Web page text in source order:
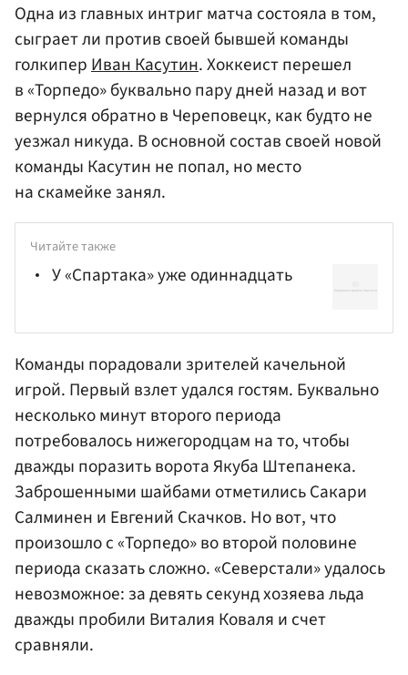
Одна из главных интриг матча состояла в том,
сыграет ли против своей бывшей команды
голкиперИван Касутин. Хоккеист перешел
в «Торпедо» буквально пару дней назад и вот
вернулся обратно в Череповецк, как будто не
уезжал никуда. В основной состав своей новой
команды Касутин не попал, но место
на скамейке занял.
Читайте также
У «Спартака» уже одиннадцать
Команды порадовали зрителей качельной
игрой. Первый взлет удался гостям. Буквально
несколько минут второго периода
потребовалось нижегородцам на то, чтобы
дважды поразить ворота Якуба Штепанека.
Заброшенными шайбами отметилисьСакари
Салминен и Евгений Скачков. Но вот, что
произошло с «Торпедо» во второй половине
периода сказать сложно.«Северстали»удалось
невозможное: за девять секунд хозяева льда
дважды пробили Виталия Коваля и счет
сравняли.